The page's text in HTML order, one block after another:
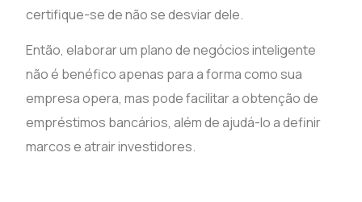
certifique-se de não se desviar dele.
Então, elaborar um plano de negócios inteligente
não é benéfico apenas para a forma como sua
empresa opera, mas pode facilitar a obtenção de
empréstimos bancários, além de ajudá-lo a definir
marcos ​​e atrair investidores.